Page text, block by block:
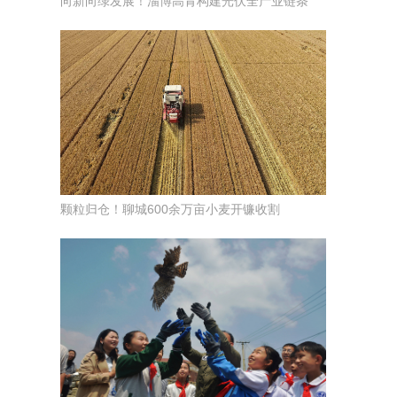
颗粒归仓！聊城600余万亩小麦开镰收割